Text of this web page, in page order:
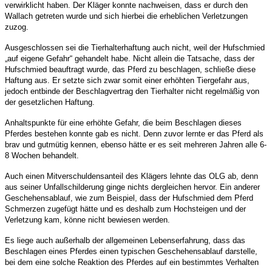
verwirklicht haben. Der Kläger konnte nachweisen, dass er durch den
Wallach getreten wurde und sich hierbei die erheblichen Verletzungen
zuzog.
Ausgeschlossen sei die Tierhalterhaftung auch nicht, weil der Hufschmied
„auf eigene Gefahr“ gehandelt habe. Nicht allein die Tatsache, dass der
Hufschmied beauftragt wurde, das Pferd zu beschlagen, schließe diese
Haftung aus. Er setzte sich zwar somit einer erhöhten Tiergefahr aus,
jedoch entbinde der Beschlagvertrag den Tierhalter nicht regelmäßig von
der gesetzlichen Haftung.
Anhaltspunkte für eine erhöhte Gefahr, die beim Beschlagen dieses
Pferdes bestehen konnte gab es nicht. Denn zuvor lernte er das Pferd als
brav und gutmütig kennen, ebenso hätte er es seit mehreren Jahren alle 6-
8 Wochen behandelt.
Auch einen Mitverschuldensanteil des Klägers lehnte das OLG ab, denn
aus seiner Unfallschilderung ginge nichts dergleichen hervor. Ein anderer
Geschehensablauf, wie zum Beispiel, dass der Hufschmied dem Pferd
Schmerzen zugefügt hätte und es deshalb zum Hochsteigen und der
Verletzung kam, könne nicht bewiesen werden.
Es liege auch außerhalb der allgemeinen Lebenserfahrung, dass das
Beschlagen eines Pferdes einen typischen Geschehensablauf darstelle,
bei dem eine solche Reaktion des Pferdes auf ein bestimmtes Verhalten